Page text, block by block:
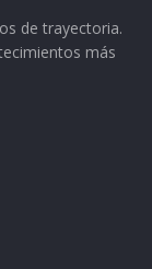
de trayectoria.
más